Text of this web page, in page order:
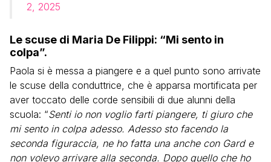
2, 2025
Le scuse di Maria De Filippi: “Mi sento in
colpa”.
Paola si è messa a piangere e a quel punto sono arrivate
le scuse della conduttrice, che è apparsa mortificata per
aver toccato delle corde sensibili di due alunni della
scuola: “Senti io non voglio farti piangere, ti giuro che
mi sento in colpa adesso. Adesso sto facendo la
seconda figuraccia, ne ho fatta una anche con Gard e
non volevo arrivare alla seconda. Dopo quello che ho